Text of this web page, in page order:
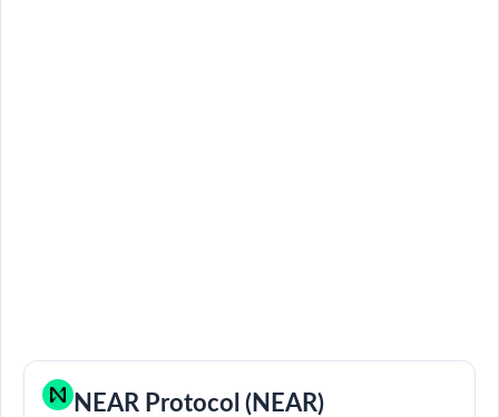
NEAR Protocol (NEAR)